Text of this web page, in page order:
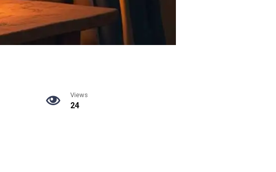
Views
24